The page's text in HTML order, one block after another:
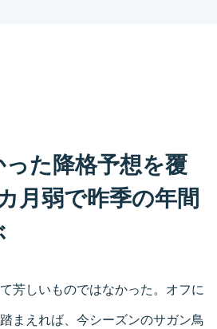
った降格予想を覆
月弱で昨季の年間
芳しいものではなかった。オフに
まえれば、今シーズンのサガン鳥